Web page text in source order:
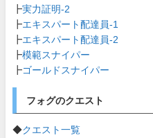
┣実力証明-2
┣エキスパート配達員-1
┣エキスパート配達員-2
┣模範スナイパー
┣ゴールドスナイパー
フォグのクエスト
◆クエスト一覧